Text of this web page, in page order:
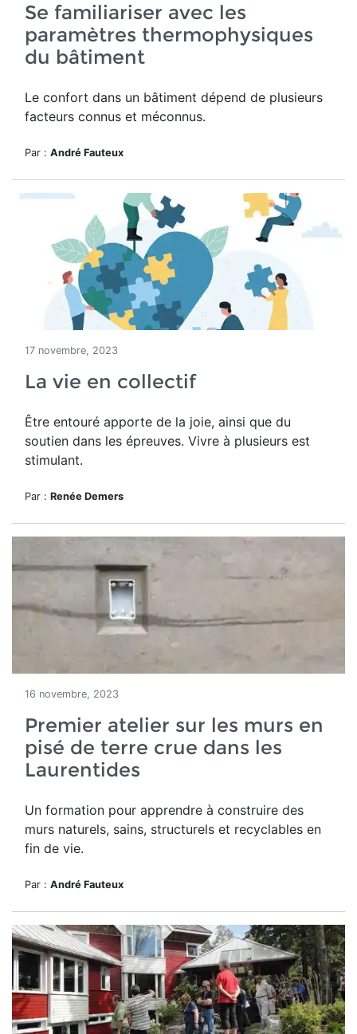
Se familiariser avec les
paramètres thermophysiques
du bâtiment
Le confort dans un bâtiment dépend de plusieurs
facteurs connus et méconnus.
Par : André Fauteux
17 novembre, 2023
La vie en collectif
Être entouré apporte de la joie, ainsi que du
soutien dans les épreuves. Vivre à plusieurs est
stimulant.
Par : Renée Demers
16 novembre, 2023
Premier atelier sur les murs en
pisé de terre crue dans les
Laurentides
Un formation pour apprendre à construire des
murs naturels, sains, structurels et recyclables en
fin de vie.
Par : André Fauteux